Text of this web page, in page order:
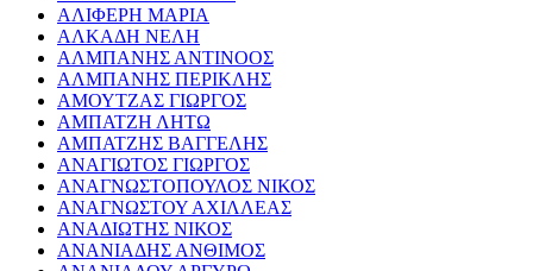
ΑΛΙΦΕΡΗ ΜΑΡΙΑ
ΑΛΚΑΔΗ ΝΕΛΗ
ΑΛΜΠΑΝΗΣ ΑΝΤΙΝΟΟΣ
ΑΛΜΠΑΝΗΣ ΠΕΡΙΚΛΗΣ
ΑΜΟΥΤΖΑΣ ΓΙΩΡΓΟΣ
ΑΜΠΑΤΖΗ ΛΗΤΩ
ΑΜΠΑΤΖΗΣ ΒΑΓΓΕΛΗΣ
ΑΝΑΓΙΩΤΟΣ ΓΙΩΡΓΟΣ
ΑΝΑΓΝΩΣΤΟΠΟΥΛΟΣ ΝΙΚΟΣ
ΑΝΑΓΝΩΣΤΟΥ ΑΧΙΛΛΕΑΣ
ΑΝΑΔΙΩΤΗΣ ΝΙΚΟΣ
ΑΝΑΝΙΑΔΗΣ ΑΝΘΙΜΟΣ